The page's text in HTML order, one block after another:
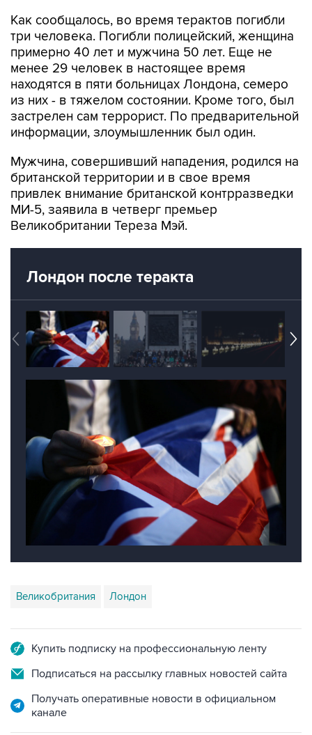
Как сообщалось, во время терактов погибли
три человека. Погибли полицейский, женщина
примерно 40 лет и мужчина 50 лет. Еще не
менее 29 человек в настоящее время
находятся в пяти больницах Лондона, семеро
из них - в тяжелом состоянии. Кроме того, был
застрелен сам террорист. По предварительной
информации, злоумышленник был один.
Мужчина, совершивший нападения, родился на
британской территории и в свое время
привлек внимание британской контрразведки
МИ-5, заявила в четверг премьер
Великобритании Тереза Мэй.
Лондон после теракта
Великобритания Лондон
Купить подписку на профессиональную ленту
Подписаться на рассылку главных новостей сайта
Получать оперативные новости в официальном
канале